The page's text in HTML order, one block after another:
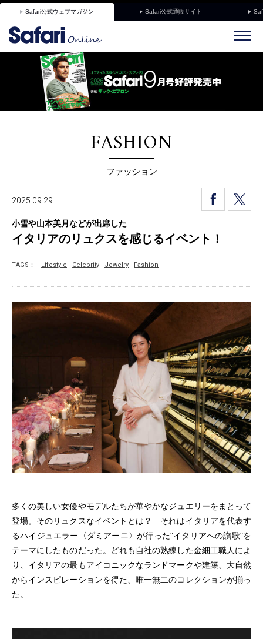
Safari公式ウェブマガジン Safari公式通販サイト
FASHION
ファッション
2025.09.29
小雪や山本美月などが出席した
イタリアのリュクスを感じるイベント！
TAGS： Lifestyle Celebrity Jewelry Fashion
多くの美しい女優やモデルたちが華やかなジュエリーをまとって
登場。そのリュクスなイベントとは？ それはイタリアを代表す
るハイジュエラー〈ダミアーニ〉が行った"イタリアへの讃歌"を
テーマにしたものだった。どれも自社の熟練した金細工職人によ
り、イタリアの最もアイコニックなランドマークや建築、大自然
からインスピレーションを得た、唯一無二のコレクションが揃っ
た。